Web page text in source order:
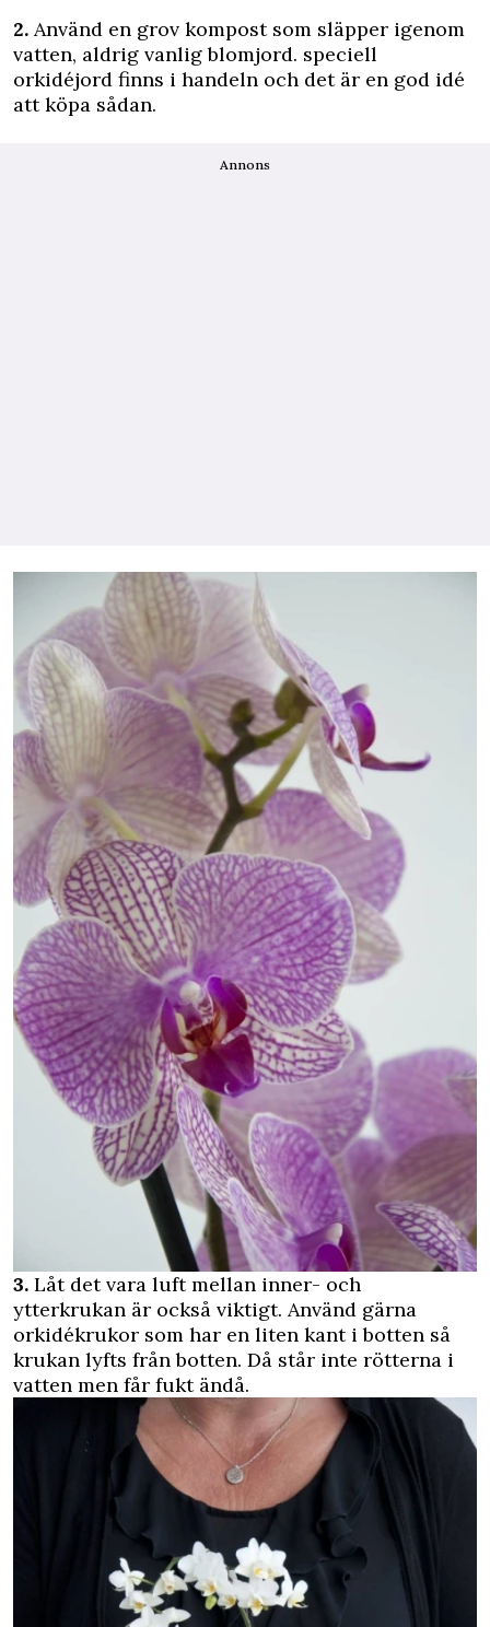
2. Använd en grov kompost som släpper igenom
vatten, aldrig vanlig blomjord. speciell
orkidéjord finns i handeln och det är en god idé
att köpa sådan.
Annons
3. Låt det vara luft mellan inner- och
ytterkrukan är också viktigt. Använd gärna
orkidékrukor som har en liten kant i botten så
krukan lyfts från botten. Då står inte rötterna i
vatten men får fukt ändå.